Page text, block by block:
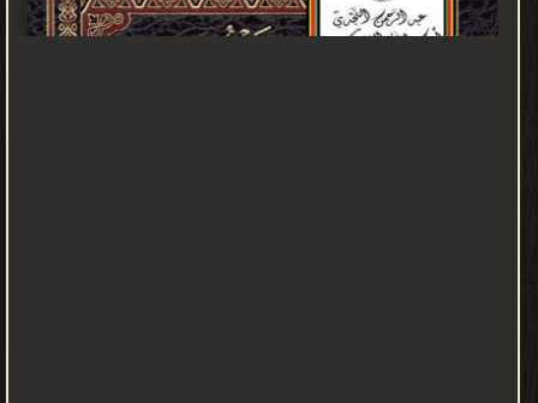
من كتب إسلامية متنوعة - مكتبة كتب إسلامية.